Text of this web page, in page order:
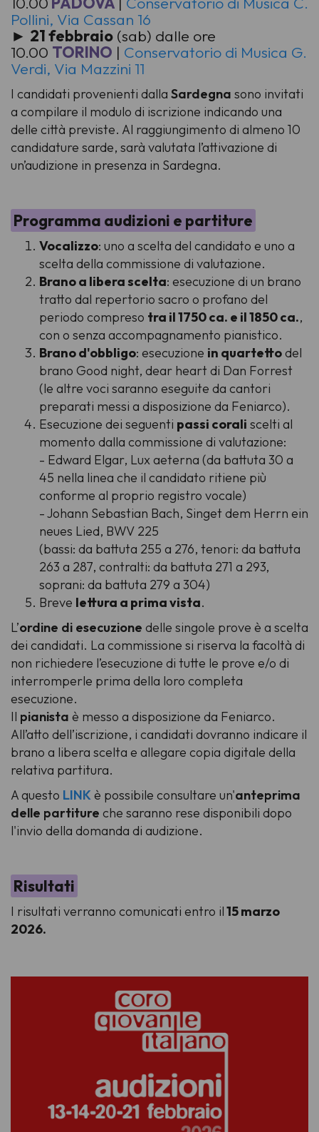
Pollini, Via Cassan 16
► 21 febbraio (sab) dalle ore
10.00 TORINO | Conservatorio di Musica G.
Verdi, Via Mazzini 11
I candidati provenienti dalla Sardegna sono invitati
a compilare il modulo di iscrizione indicando una
delle città previste. Al raggiungimento di almeno 10
candidature sarde, sarà valutata l’attivazione di
un’audizione in presenza in Sardegna.
Programma audizioni e partiture
Vocalizzo: uno a scelta del candidato e uno a
scelta della commissione di valutazione.
Brano a libera scelta: esecuzione di un brano
tratto dal repertorio sacro o profano del
periodo compreso tra il 1750 ca. e il 1850 ca.,
con o senza accompagnamento pianistico.
Brano d'obbligo: esecuzione in quartettodel
brano Good night, dear heart di Dan Forrest
(le altre voci saranno eseguite da cantori
preparati messi a disposizione da Feniarco).
Esecuzione dei seguenti passi corali scelti al
momento dalla commissione di valutazione:
- Edward Elgar, Lux aeterna (da battuta 30 a
45 nella linea che il candidato ritiene più
conforme al proprio registro vocale)
- Johann Sebastian Bach, Singet dem Herrn ein
neues Lied, BWV 225
(bassi: da battuta 255 a 276, tenori: da battuta
263 a 287, contralti: da battuta 271 a 293,
soprani: da battuta 279 a 304)
Breve lettura a prima vista.
L’ordine di esecuzione delle singole prove è a scelta
dei candidati. La commissione si riserva la facoltà di
non richiedere l’esecuzione di tutte le prove e/o di
interromperle prima della loro completa
esecuzione.
Il pianista è messo a disposizione da Feniarco.
All’atto dell’iscrizione, i candidati dovranno indicare il
brano a libera scelta e allegare copia digitale della
relativa partitura.
A questo LINKè possibile consultare un'anteprima
delle partiture che saranno rese disponibili dopo
l'invio della domanda di audizione.
Risultati
I risultati verranno comunicati entro il15 marzo
2026.